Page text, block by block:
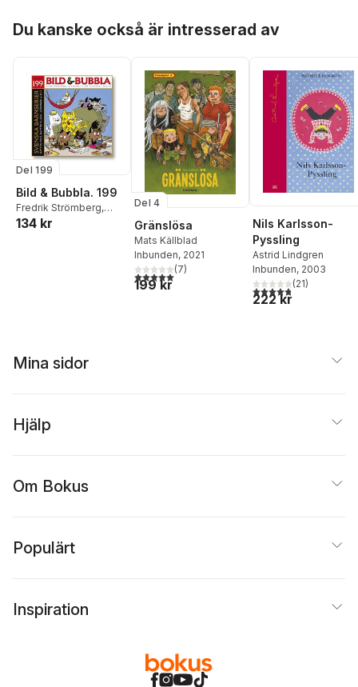
Du kanske också är intresserad av
Del 199
Bild & Bubbla. 199
Fredrik Strömberg,
David Haglund
134 kr
Del 4
Gränslösa
Mats Källblad
Inbunden, 2021
5,0utav 5 stjärnor. Totalt antal röster:
(7)
199 kr
Nils Karlsson-
Pyssling
Astrid Lindgren
Inbunden, 2003
4,8utav 5 stjärnor.
(21)
222 kr
Mina sidor
Hjälp
Om Bokus
Populärt
Inspiration